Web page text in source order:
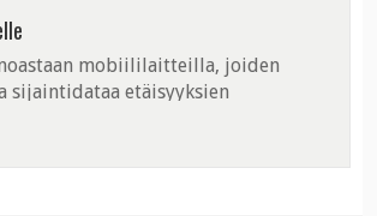
mobiililaitteilla, joiden
sijaintidataa etäisyyksien